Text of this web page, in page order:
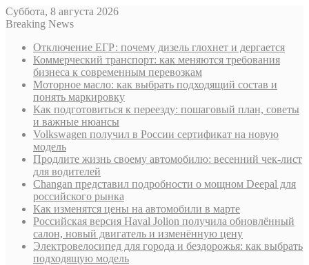
Суббота, 8 августа 2026
Breaking News
Отключение ЕГР: почему дизель глохнет и дергается
Коммерческий транспорт: как меняются требования
бизнеса к современным перевозкам
Моторное масло: как выбрать подходящий состав и
понять маркировку
Как подготовиться к переезду: пошаговый план, советы
и важные нюансы
Volkswagen получил в России сертификат на новую
модель
Продлите жизнь своему автомобилю: весенний чек-лист
для водителей
Changan представил подробности о мощном Deepal для
российского рынка
Как изменятся цены на автомобили в марте
Российская версия Haval Jolion получила обновлённый
салон, новый двигатель и изменённую цену
Электровелосипед для города и бездорожья: как выбрать
подходящую модель